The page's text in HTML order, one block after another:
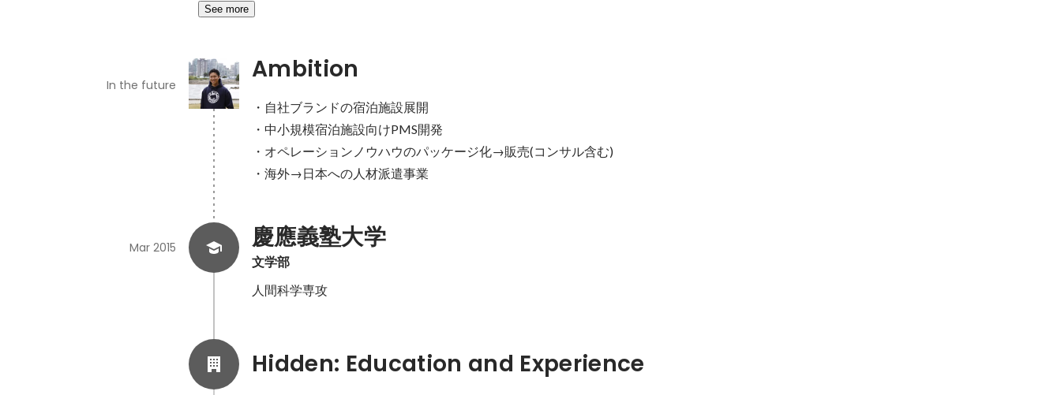
See more
Ambition
In the future
・自社ブランドの宿泊施設展開
・中小規模宿泊施設向けPMS開発
・オペレーションノウハウのパッケージ化→販売(コンサル含む)
・海外→日本への人材派遣事業
慶應義塾大学
文学部
Mar 2015
人間科学専攻